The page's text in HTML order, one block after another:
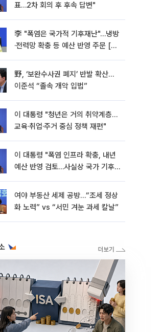
표…2차 회의 후 후속 답변"
李 "폭염은 국가적 기후재난"…냉방
·전력망 확충 등 예산 반영 주문 [종
野, ‘보완수사권 폐지’ 반발 확산…
이준석 “졸속 개악 입법”
이 대통령 "청년은 거의 취약계층…
교육·취업·주거 중심 정책 재편"
이 대통령 "폭염 인프라 확충, 내년
예산 반영 검토…사실상 국가 기후
여야 부동산 세제 공방…“조세 정상
화 노력” vs “서민 겨눈 과세 칼날”